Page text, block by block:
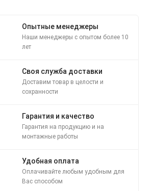
Опытные менеджеры
Наши менеджеры с опытом более 10
лет
Своя служба доставки
Доставим товар в целости и
сохранности
Гарантия и качество
Гарантия на продукцию и на
монтажные работы
Удобная оплата
Оплачивайте любым удобным для
Вас способом